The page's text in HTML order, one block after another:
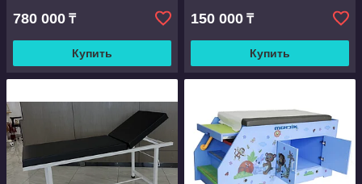
780 000 ₸
Купить
150 000 ₸
Купить